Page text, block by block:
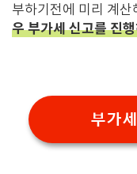
부하기전에 미리 계산
우 부가세 신고를 진
부가